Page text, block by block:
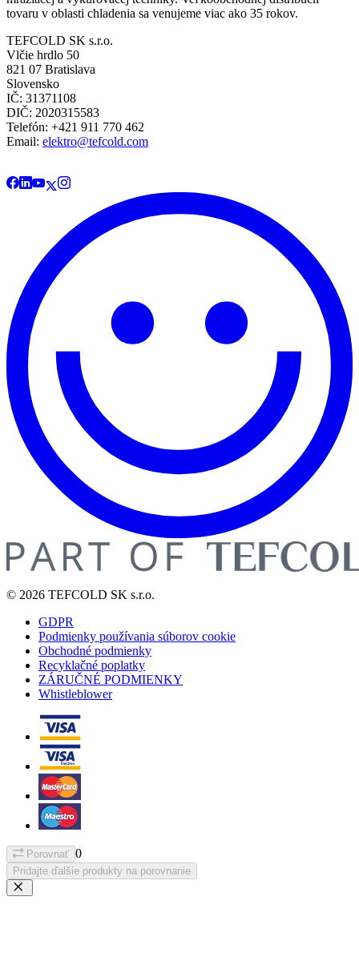
tovaru v oblasti chladenia sa venujeme viac ako 35 rokov.
TEFCOLD SK s.r.o.
Vlčie hrdlo 50
821 07 Bratislava
Slovensko
IČ: 31371108
DIČ: 2020315583
Telefón: +421 911 770 462
Email: elektro@tefcold.com
© 2026 TEFCOLD SK s.r.o.
GDPR
Podmienky používania súborov cookie
Obchodné podmienky
Recyklačné poplatky
ZÁRUČNÉ PODMIENKY
Whistleblower
Porovnať 0
Pridajte ďalšie produkty na porovnanie